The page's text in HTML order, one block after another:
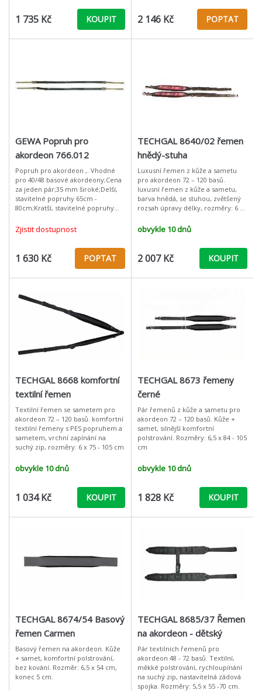
1 735 Kč KOUPIT 2 146 Kč POPTAT
GEWA Popruh pro
akordeon 766.012
Popruh pro akordeon ,. Vhodné
pro 40/48 basové akordeony;Cena
za jeden pár;35 mm široké;Delší,
stavitelné popruhy 65cm -
80cm;Kratší, stavitelné popruhy
s polstrem;
Zjistit dostupnost
1 630 Kč POPTAT
TECHGAL 8640/02 řemen
hnědý-stuha
Luxusní řemen z kůže a sametu
pro akordeon 72 – 120 basů.
luxusní řemen z kůže a sametu,
barva hnědá, se stuhou, zvětšený
rozsah úpravy délky, rozměry: 6 x
obvykle 10 dnů
2 007 Kč KOUPIT
TECHGAL 8668 komfortní
textilní řemen
Textilní řemen se sametem pro
akordeon 72 – 120 basů. komfortní
textilní řemeny s PES popruhem a
sametem, vrchní zapínání na
suchý zip, rozměry: 6 x 75 - 105 cm
obvykle 10 dnů
1 034 Kč KOUPIT
TECHGAL 8673 řemeny
černé
Pár řemenů z kůže a sametu pro
akordeon 72 – 120 basů. Kůže +
samet, silnější komfortní
polstrování. Rozměry: 6,5 x 84 - 105
cm
obvykle 10 dnů
1 828 Kč KOUPIT
TECHGAL 8674/54 Basový
řemen Carmen
Basový řemen na akordeon. Kůže
+ samet, komfortní polstrování,
bez kování. Rozměr: 6,5 x 54 cm,
konec 5 cm.
TECHGAL 8685/37 Řemen
na akordeon - dětský
Pár textilních řemenů pro
akordeon 48 - 72 basů. Textilní,
měkké polstrování, rychloupínání
na suchý zip, nastavitelná zádová
spojka. Rozměry: 5,5 x 55 -70 cm.